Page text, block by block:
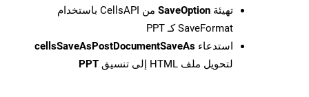
تهيئة SaveOption
من CellsAPI باستخدام
SaveFormat كـ PPT
استدعاء cellsSaveAsPostDocumentSaveAs
لتحويل ملف HTML إلى تنسيق
PPT